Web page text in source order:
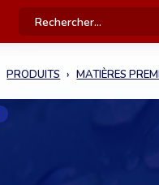
PRODUITS MATIÈRES